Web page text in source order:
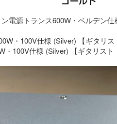
電源トランス600W・ベルデン仕
・100V仕様 (Silver) 【ギタリス